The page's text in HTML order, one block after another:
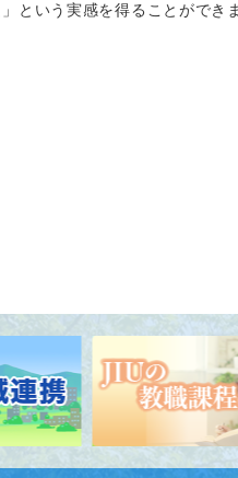
という実感を得ることができ